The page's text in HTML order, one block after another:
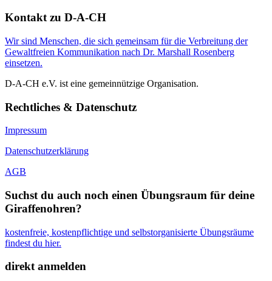
Kontakt zu D-A-CH
Wir sind Menschen, die sich gemeinsam für die Verbreitung der
Gewaltfreien Kommunikation nach Dr. Marshall Rosenberg
einsetzen.
D-A-CH e.V. ist eine gemeinnützige Organisation.
Rechtliches & Datenschutz
Impressum
Datenschutzerklärung
AGB
Suchst du auch noch einen Übungsraum für deine
Giraffenohren?
kostenfreie, kostenpflichtige und selbstorganisierte Übungsräume
findest du hier.
direkt anmelden